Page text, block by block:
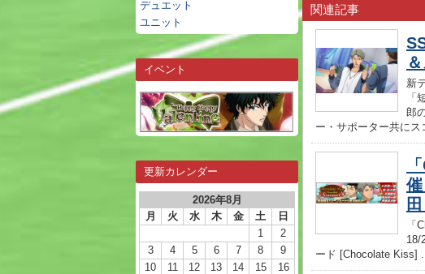
デュエット
ユニット
イベント
更新カレンダー
2026年8月
月
火 水 木 金 土 日
1
2
3
4 5 6 7 8
9
10
11 12 13 14 15
16
関連記事
新
「
郎
ー・サポーター共に
「
18/
ード [Chocolate Kiss]